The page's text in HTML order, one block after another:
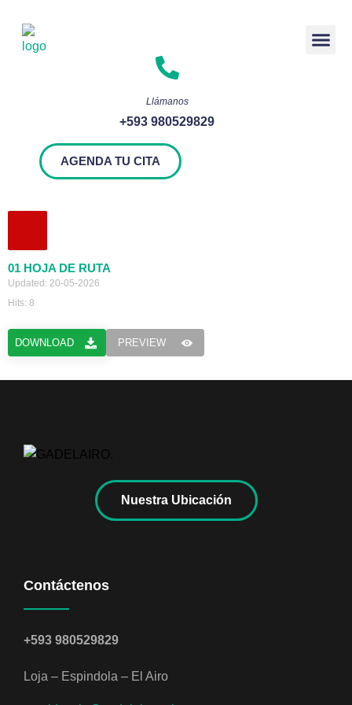
Llámanos
+593 980529829
AGENDA TU CITA
01 HOJA DE RUTA
Updated: 20-05-2026
Hits: 8
DOWNLOAD PREVIEW
Nuestra Ubicación
Contáctenos
+593 980529829
Loja – Espindola – El Airo